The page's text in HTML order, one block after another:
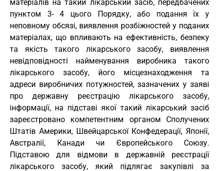
матеріалів на такий лікарський засіб, передбачених
пунктом 3- 4 цього Порядку, або подання їх у
неповному обсязі, виявлення розбіжностей у поданих
матеріалах, що впливають на ефективність, безпеку
та якість такого лікарського засобу, виявлення
невідповідності найменування виробника такого
лікарського засобу, його місцезнаходження та
адреси виробничих потужностей, зазначених у заяві
про державну реєстрацію лікарського засобу,
інформації, на підставі якої такий лікарський засіб
зареєстровано компетентним органом Сполучених
Штатів Америки, Швейцарської Конфедерації, Японії,
Австралії, Канади чи Європейського Союзу.
Підставою для відмови в державній реєстрації
лікарського засобу, який підлягає закупівлі за